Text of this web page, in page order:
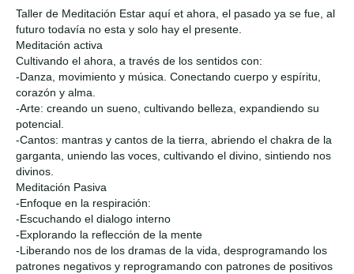
Taller de Meditación Estar aquí et ahora, el pasado ya se fue, al
futuro todavía no esta y solo hay el presente.
Meditación activa
Cultivando el ahora, a través de los sentidos con:
-Danza, movimiento y música. Conectando cuerpo y espíritu,
corazón y alma.
-Arte: creando un sueno, cultivando belleza, expandiendo su
potencial.
-Cantos: mantras y cantos de la tierra, abriendo el chakra de la
garganta, uniendo las voces, cultivando el divino, sintiendo nos
divinos.
Meditación Pasiva
-Enfoque en la respiración:
-Escuchando el dialogo interno
-Explorando la reflección de la mente
-Liberando nos de los dramas de la vida, desprogramando los
patrones negativos y reprogramando con patrones de positivos